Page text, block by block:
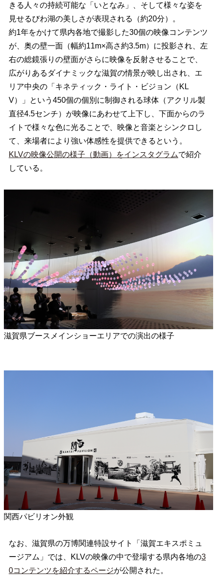
きる人々の持続可能な「いとなみ」、そして様々な姿を
見せるびわ湖の美しさが表現される（約20分）。
約1年をかけて県内各地で撮影した30個の映像コンテンツ
が、奥の壁一面（幅約11m×高さ約3.5m）に投影され、左
右の総鏡張りの壁面がさらに映像を反射させることで、
広がりあるダイナミックな滋賀の情景が映し出され、エ
リア中央の「キネティック・ライト・ビジョン（KL
V）」という450個の個別に制御される球体（アクリル製
直径4.5センチ）が映像にあわせて上下し、下面からのラ
イトで様々な色に光ることで、映像と音楽とシンクロし
て、来場者により強い体感性を提供できるという。
KLVの映像公開の様子（動画）をインスタグラムで紹介
している。
滋賀県ブースメインショーエリアでの演出の様子
関西パビリオン外観
なお、滋賀県の万博関連特設サイト「滋賀エキスポミュ
ージアム」では、KLVの映像の中で登場する県内各地の3
0コンテンツを紹介するページが公開された。